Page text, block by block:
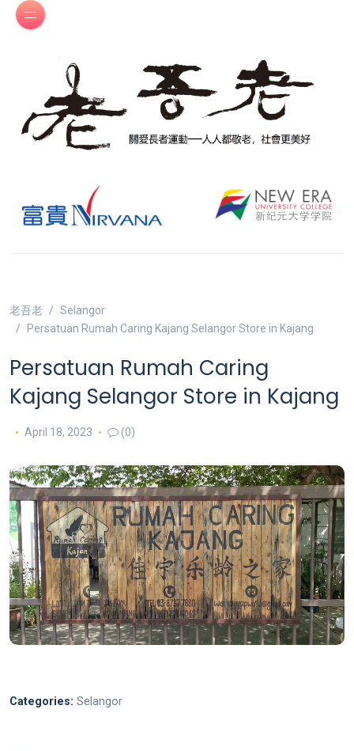
老吾老
Selangor
Persatuan Rumah Caring Kajang SelangorStore in Kajang
Persatuan Rumah Caring
Kajang Selangor Store in Kajang
April 18, 2023 (0)
Categories: Selangor